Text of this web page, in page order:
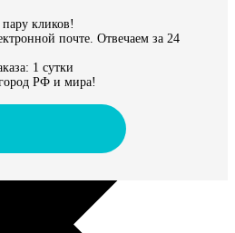
кликов!
почте. Отвечаем за 24
1 сутки
РФ и мира!